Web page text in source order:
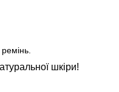
шкіри!